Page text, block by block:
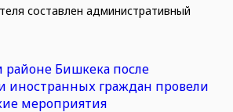
составлен административный